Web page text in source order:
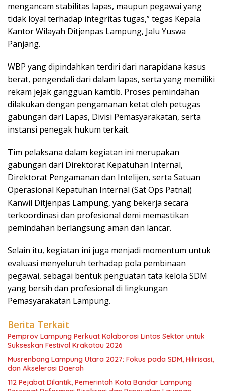
mengancam stabilitas lapas, maupun pegawai yang
tidak loyal terhadap integritas tugas,” tegas Kepala
Kantor Wilayah Ditjenpas Lampung, Jalu Yuswa
Panjang.
WBP yang dipindahkan terdiri dari narapidana kasus
berat, pengendali dari dalam lapas, serta yang memiliki
rekam jejak gangguan kamtib. Proses pemindahan
dilakukan dengan pengamanan ketat oleh petugas
gabungan dari Lapas, Divisi Pemasyarakatan, serta
instansi penegak hukum terkait.
Tim pelaksana dalam kegiatan ini merupakan
gabungan dari Direktorat Kepatuhan Internal,
Direktorat Pengamanan dan Intelijen, serta Satuan
Operasional Kepatuhan Internal (Sat Ops Patnal)
Kanwil Ditjenpas Lampung, yang bekerja secara
terkoordinasi dan profesional demi memastikan
pemindahan berlangsung aman dan lancar.
Selain itu, kegiatan ini juga menjadi momentum untuk
evaluasi menyeluruh terhadap pola pembinaan
pegawai, sebagai bentuk penguatan tata kelola SDM
yang bersih dan profesional di lingkungan
Pemasyarakatan Lampung.
Berita Terkait
Pemprov Lampung Perkuat Kolaborasi Lintas Sektor untuk
Sukseskan Festival Krakatau 2026
Musrenbang Lampung Utara 2027: Fokus pada SDM, Hilirisasi,
dan Akselerasi Daerah
112 Pejabat Dilantik, Pemerintah Kota Bandar Lampung